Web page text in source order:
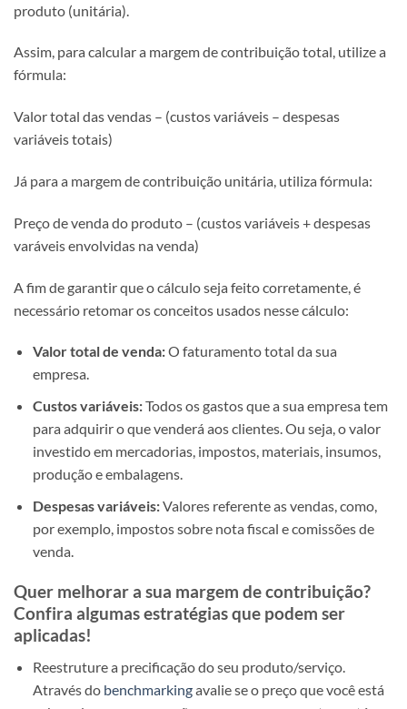
produto (unitária).
Assim, para calcular a margem de contribuição total, utilize a
fórmula:
Valor total das vendas – (custos variáveis – despesas
variáveis totais)
Já para a margem de contribuição unitária, utiliza fórmula:
Preço de venda do produto – (custos variáveis + despesas
varáveis envolvidas na venda)
A fim de garantir que o cálculo seja feito corretamente, é
necessário retomar os conceitos usados nesse cálculo:
Valor total de venda:O faturamento total da sua
empresa.
Custos variáveis:Todos os gastos que a sua empresa tem
para adquirir o que venderá aos clientes. Ou seja, o valor
investido em mercadorias, impostos, materiais, insumos,
produção e embalagens.
Despesas variáveis:Valores referente as vendas, como,
por exemplo, impostos sobre nota fiscal e comissões de
venda.
Quer melhorar a sua margem de contribuição?
Confira algumas estratégias que podem ser
aplicadas!
Reestruture a precificação do seu produto/serviço.
Através do benchmarkingavalie se o preço que você está